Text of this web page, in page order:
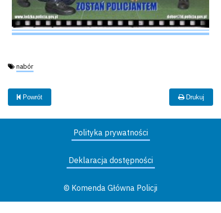
Tagi:
nabór
Powrót Drukuj
Polityka prywatności
Deklaracja dostępności
© Komenda Główna Policji